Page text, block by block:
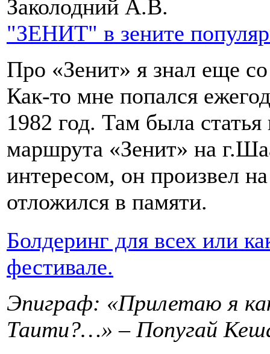
Заколодний А.В.
"ЗЕНИТ" в зените
Про «Зенит» я знал еще
Как-то мне попался
1982 год. Там была
маршрута «Зенит» на
интересом, он произвел
отложился в памяти.
Болдеринг для всех или
фестивале.
Эпиграф: «Прилетаю я
Таити?…» – Попугай